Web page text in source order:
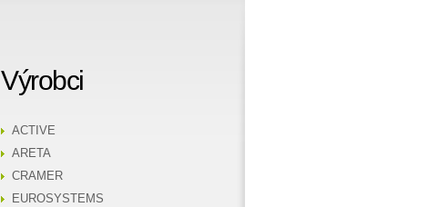
Výrobci
ACTIVE
ARETA
CRAMER
EUROSYSTEMS